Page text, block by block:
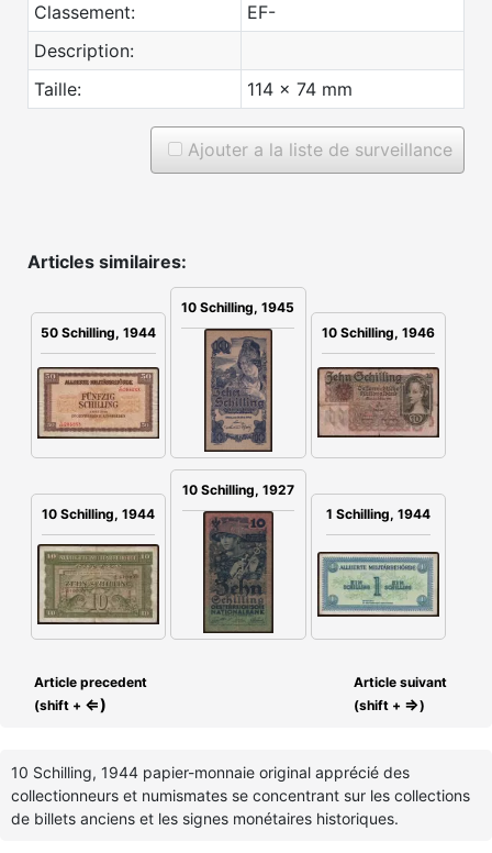
Classement:
EF-
Description:
Taille:
114 x 74 mm
Ajouter a la liste de surveillance
Articles similaires:
50 Schilling, 1944
10 Schilling, 1945
10 Schilling, 1946
10 Schilling, 1944
10 Schilling, 1927
1 Schilling, 1944
Article precedent
(shift + ⇐)
Article suivant
(shift + ⇒)
10 Schilling, 1944 papier-monnaie original apprécié des
collectionneurs et numismates se concentrant sur les collections
de billets anciens et les signes monétaires historiques.